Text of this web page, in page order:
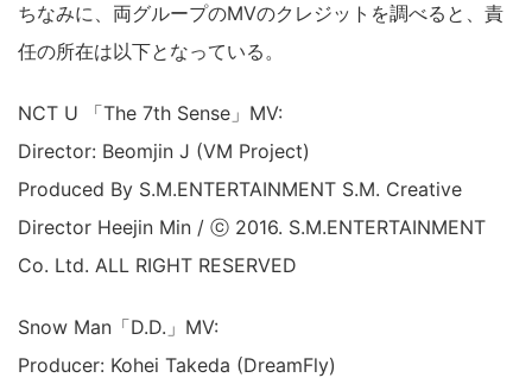
ちなみに、両グループのMVのクレジットを調べると、責
任の所在は以下となっている。
NCT U 「The 7th Sense」MV:
Director: Beomjin J (VM Project)
Produced By S.M.ENTERTAINMENT S.M. Creative
Director Heejin Min / ⓒ 2016. S.M.ENTERTAINMENT
Co. Ltd. ALL RIGHT RESERVED
Snow Man「D.D.」MV:
Producer: Kohei Takeda (DreamFly)